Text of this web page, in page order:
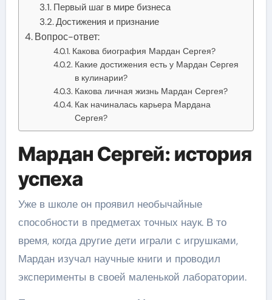
Первый шаг в мире бизнеса
Достижения и признание
Вопрос-ответ:
Какова биография Мардан Сергея?
Какие достижения есть у Мардан Сергея
в кулинарии?
Какова личная жизнь Мардан Сергея?
Как начиналась карьера Мардана
Сергея?
Мардан Сергей: история
успеха
Уже в школе он проявил необычайные
способности в предметах точных наук. В то
время, когда другие дети играли с игрушками,
Мардан изучал научные книги и проводил
эксперименты в своей маленькой лаборатории.